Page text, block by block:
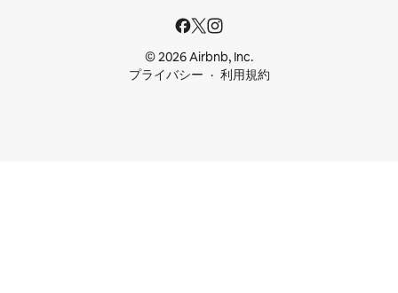
© 2026 Airbnb, Inc.
プライバシー
利用規約